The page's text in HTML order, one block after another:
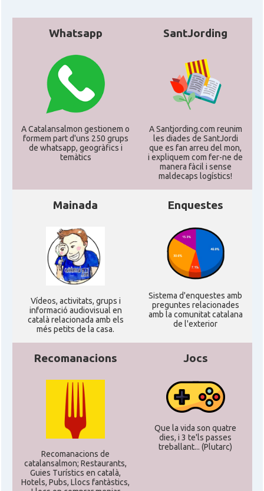
Whatsapp
A Catalansalmon gestionem o
formem part d'uns 250 grups
de whatsapp, geogràfics i
temàtics
SantJording
A Santjording.com reunim
les diades de SantJordi
que es fan arreu del mon,
i expliquem com fer-ne de
manera fàcil i sense
maldecaps logí­stics!
Mainada
Ví­deos, activitats, grups i
informació audiovisual en
català relacionada amb els
més petits de la casa.
Enquestes
Sistema d'enquestes amb
preguntes relacionades
amb la comunitat catalana
de l'exterior
Recomanacions
Recomanacions de
catalansalmon; Restaurants,
Guies Turístics en català,
Hotels, Pubs, Llocs fantàstics,
Jocs
Que la vida son quatre
dies, i 3 te'ls passes
treballant... (Plutarc)